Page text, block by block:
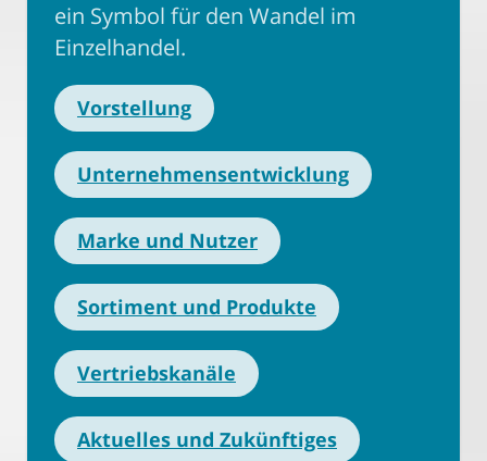
ein Symbol für den Wandel im
Einzelhandel.
Vorstellung
Unternehmensentwicklung
Marke und Nutzer
Sortiment und Produkte
Vertriebskanäle
Aktuelles und Zukünftiges